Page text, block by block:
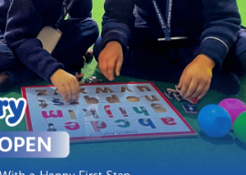
plateforme où l’on peut
regard plus critique.
à sous fascinent-elles autant ?
clic peut déclencher une
s’ils s’alignent, vous